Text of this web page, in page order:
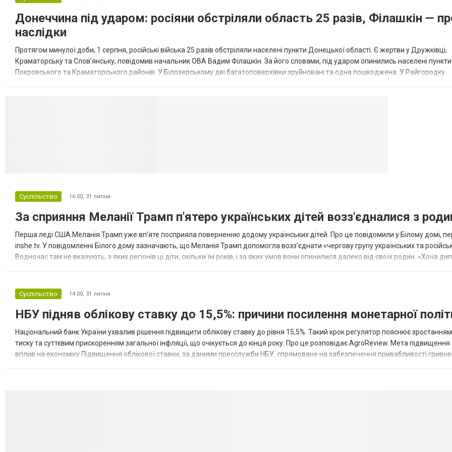
Донеччина під ударом: росіяни обстріляли область 25 разів, Філашкін —
наслідки
Протягом минулої доби, 1 серпня, російські війська 25 разів обстріляли населені пункти Донецької області. Є жертви у Дружківці,
Краматорську та Слов’янську, повідомив начальник ОВА Вадим Філашкін. За його словами, під ударом опинились населені пункти
Покровського та Краматорського районів. У Білозерському дві багатоповерхівки зруйновані та одна пошкоджена. У Райгородку
Суспільство 16:00, 31 липня
За сприяння Меланії Трамп п'ятеро українських дітей возз'єдналися з
Перша леді США Меланія Трамп уже впʼяте посприяла поверненню додому українських дітей. Про це повідомили у Білому домі,
inshe.tv. У повідомленні Білого дому зазначають, що Меланія Трамп допомогла возз’єднати «чергову групу українських та
Водночас там не вказують, з яких регіонів ці діти, скільки їм років, і за яких умов вони опинилися далеко від своїх родин. «Хоча
Суспільство 14:00, 31 липня
НБУ підняв облікову ставку до 15,5%: причини посилення монетарної
Національний банк України ухвалив рішення підвищити облікову ставку до рівня 15,5%. Такий крок регулятор пояснює
тиску та суттєвим прискоренням загальної інфляції, що очікується до кінця року. Про це розповідає AgroReview. Мета підвищення
вплив на економіку Підвищення облікової ставки, за даними пресслужби НБУ, спрямоване на забезпечення привабливості